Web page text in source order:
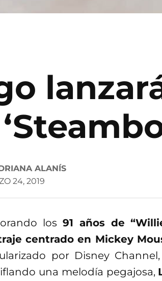
ALANÍS
24, 2019
los 91 años de
centrado en Mickey
por Disney
una melodía pegajosa,